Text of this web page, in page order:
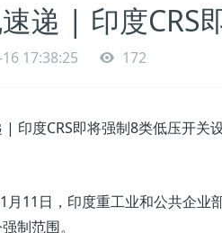
递 | 印度CRS
17:38:25 172
| 印度CRS即将强制8类低压开关
月11日，印度重工业和公共企业
制范围。